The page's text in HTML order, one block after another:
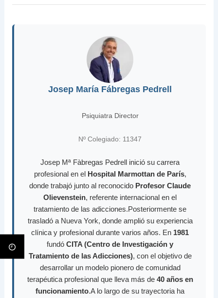
Josep María Fábregas Pedrell
Psiquiatra Director
Nº Colegiado: 11347
Josep Mª Fàbregas Pedrell inició su carrera
profesional en el Hospital Marmottan de París,
donde trabajó junto al reconocido Profesor Claude
Olievenstein, referente internacional en el
tratamiento de las adicciones.Posteriormente se
trasladó a Nueva York, donde amplió su experiencia
clínica y profesional durante varios años. En 1981
fundó CITA (Centro de Investigación y
Tratamiento de las Adicciones), con el objetivo de
desarrollar un modelo pionero de comunidad
terapéutica profesional que lleva más de 40 años en
funcionamiento.A lo largo de su trayectoria ha